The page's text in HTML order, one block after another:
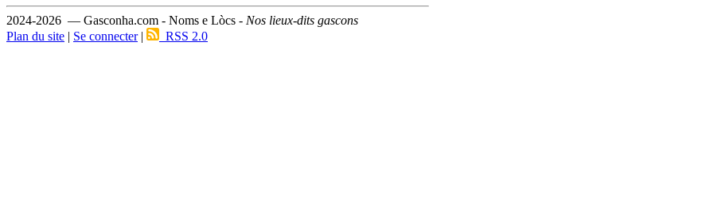
2024-2026 — Gasconha.com - Noms e Lòcs - Nos lieux-dits gascons
Plan du site | Se connecter| RSS 2.0